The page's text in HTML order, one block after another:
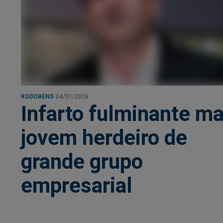
RODOBENS 04/01/2026
Infarto fulminante
jovem herdeiro de
grande grupo
empresarial